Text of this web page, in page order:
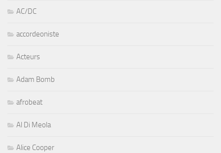
AC/DC
accordeoniste
Acteurs
Adam Bomb
afrobeat
Al Di Meola
Alice Cooper